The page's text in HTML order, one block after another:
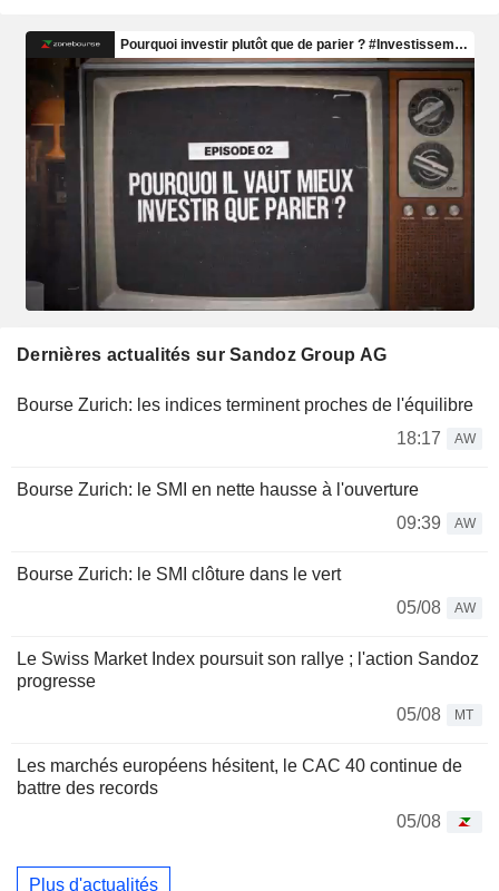
Dernières actualités sur Sandoz Group AG
Bourse Zurich: les indices terminent proches de l'équilibre
18:17
AW
Bourse Zurich: le SMI en nette hausse à l'ouverture
09:39
AW
Bourse Zurich: le SMI clôture dans le vert
05/08
AW
Le Swiss Market Index poursuit son rallye ; l'action Sandoz
progresse
05/08
MT
Les marchés européens hésitent, le CAC 40 continue de
battre des records
05/08
Plus d'actualités